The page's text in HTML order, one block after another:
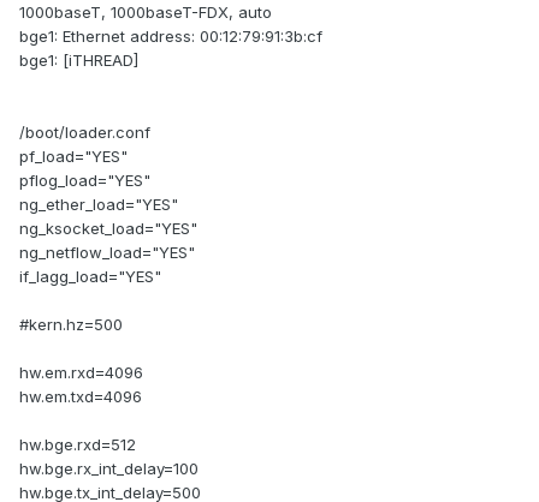
1000baseT, 1000baseT-FDX, auto
bge1: Ethernet address: 00:12:79:91:3b:cf
bge1: [iTHREAD]
/boot/loader.conf
pf_load="YES"
pflog_load="YES"
ng_ether_load="YES"
ng_ksocket_load="YES"
ng_netflow_load="YES"
if_lagg_load="YES"
#kern.hz=500
hw.em.rxd=4096
hw.em.txd=4096
hw.bge.rxd=512
hw.bge.rx_int_delay=100
hw.bge.tx_int_delay=500